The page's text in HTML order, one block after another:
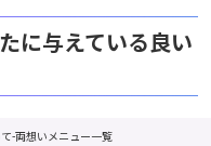
に与えている良い
-両想いメニュー一覧